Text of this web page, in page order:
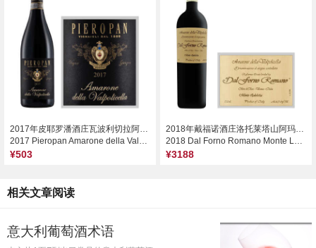
2017年皮耶罗潘酒庄瓦波利切拉阿马罗尼干红葡萄酒
2017 Pieropan Amarone della Valpolicella DOCG, Veneto, Italy
¥503
2018年戴福诺酒庄洛托莱塔山阿玛罗尼红葡萄酒
2018 Dal Forno Romano Monte Lodoletta Amarone della Valpolicella DOC, Veneto, Italy
¥3188
相关文章阅读
意大利葡萄酒术语